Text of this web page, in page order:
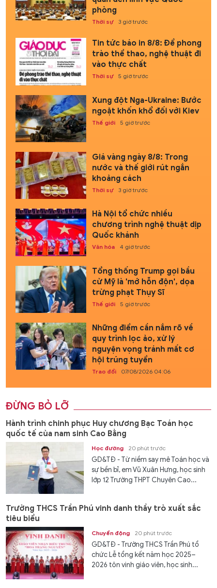
phòng
Thời sự 3 giờ trước
Tin tức báo in 8/8: Để phong
trào thể thao, nghệ thuật đi
vào thực chất
Thời sự 5 giờ trước
Xung đột Nga-Ukraine: Bước
ngoặt khốn khổ đối với Kiev
Thế giới 5 giờ trước
Giá vàng ngày 8/8: Trong
nước và thế giới rút ngắn
khoảng cách
Thời sự 3 giờ trước
Hà Nội tổ chức nhiều
chương trình nghệ thuật dịp
Quốc khánh
Văn hóa 4 giờ trước
Tổng thống Trump gọi bầu
cử Mỹ là 'mớ hỗn độn', dọa
trừng phạt Thụy Sĩ
Thế giới 5 giờ trước
Những điểm cần nắm rõ về
quy trình lọc ảo, xử lý
nguyện vọng tránh mất cơ
hội trúng tuyển
Trao đổi 07/08/2026 04:06
ĐỪNG BỎ LỠ
Hành trình chinh phục Huy chương Bạc Toán học
quốc tế của nam sinh Cao Bằng
Học đường 20 phút trước
GD&TĐ - Từ niềm say mê Toán học và
sự bền bỉ, em Vũ Xuân Hưng, học sinh
lớp 12 Trường THPT Chuyên Cao...
Trường THCS Trần Phú vinh danh thầy trò xuất sắc
tiêu biểu
Chuyển động 20 phút trước
GD&TĐ - Trường THCS Trần Phú tổ
chức Lễ tổng kết năm học 2025–
2026 tôn vinh giáo viên, học sinh...